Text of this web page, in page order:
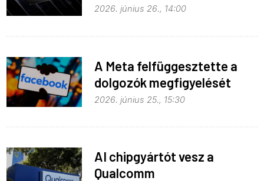
2026. június 26., 14:00
A Meta felfüggesztette a
dolgozók megfigyelését
2026. június 25., 15:30
AI chipgyártót vesz a
Qualcomm